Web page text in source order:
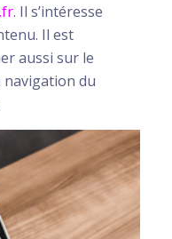
. Il s’intéresse
Il est
aussi sur le
du